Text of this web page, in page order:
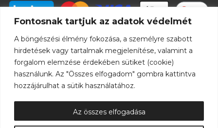
Fontosnak tartjuk az adatok védelmét
A böngészési élmény fokozása, a személyre szabott
hirdetések vagy tartalmak megjelenítése, valamint a
forgalom elemzése érdekében sütiket (cookie)
használunk. Az "Összes elfogadom" gombra kattintva
hozzájárulhat a sütik használatához.
Az összes elfogadása